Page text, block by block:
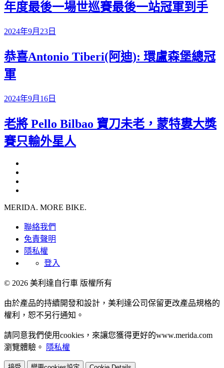
年度最後一場世巡賽最後一站冠軍到手
2024年9月23日
恭喜Antonio Tiberi(阿迪): 環盧森堡總冠
軍
2024年9月16日
老將 Pello Bilbao 寶刀未老，蒙特婁大獎
賽只輸外星人
MERIDA. MORE BIKE.
聯絡我們
免責聲明
隱私權
登入
© 2026 美利達自行車 版權所有
由於產品的持續開發和設計，美利達公司保留更改產品規格的
權利，恕不另行通知。
請同意我們使用cookies，來讓您獲得更好的www.merida.com
瀏覽體驗。
隱私權